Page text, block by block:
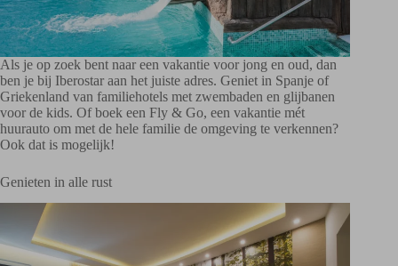
Als je op zoek bent naar een vakantie voor jong en oud, dan
ben je bij Iberostar aan het juiste adres. Geniet in Spanje of
Griekenland van familiehotels met zwembaden en glijbanen
voor de kids. Of boek een Fly & Go, een vakantie mét
huurauto om met de hele familie de omgeving te verkennen?
Ook dat is mogelijk!
Genieten in alle rust